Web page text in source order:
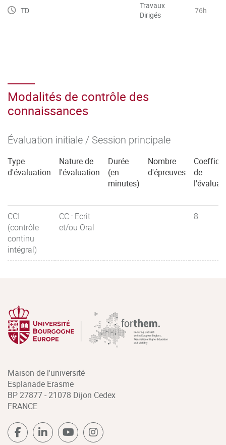
TD
Travaux
Dirigés
76h
Modalités de contrôle des
connaissances
Évaluation initiale / Session principale
Type
d'évaluation
Nature de
l'évaluation
Durée
(en
minutes)
Nombre
d'épreuves
de
CCI
(contrôle
continu
intégral)
CC : Ecrit
et/ou Oral
8
Maison de l'université
Esplanade Erasme
BP 27877 - 21078 Dijon Cedex
FRANCE